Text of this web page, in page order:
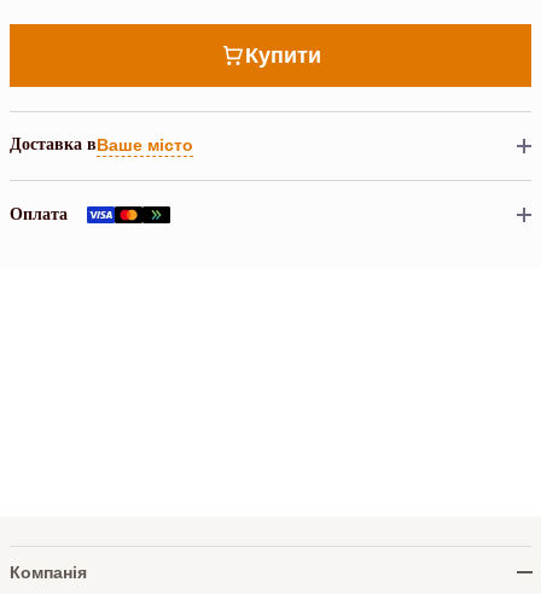
Купити
Доставка вВаше місто
Оплата
Компанія